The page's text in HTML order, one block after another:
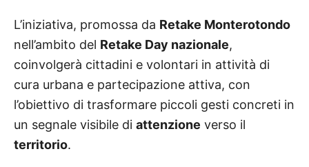
L’iniziativa, promossa da Retake Monterotondo
nell’ambito del Retake Day nazionale,
coinvolgerà cittadini e volontari in attività di
cura urbana e partecipazione attiva, con
l’obiettivo di trasformare piccoli gesti concreti in
un segnale visibile di attenzione verso il
territorio.